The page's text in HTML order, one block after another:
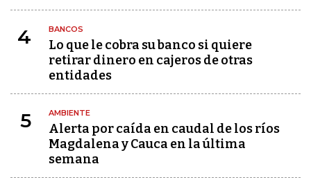
4 BANCOS
Lo que le cobra su banco si quiere
retirar dinero en cajeros de otras
entidades
5 AMBIENTE
Alerta por caída en caudal de los ríos
Magdalena y Cauca en la última
semana